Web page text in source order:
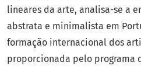
lineares da arte, analisa-se a
abstrata e minimalista em
formação internacional dos
proporcionada pelo programa